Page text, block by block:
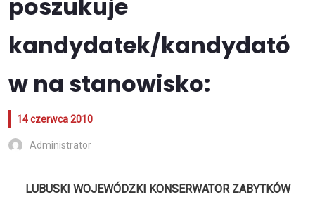
poszukuje
kandydatek/kandydató
w na stanowisko:
14 czerwca 2010
Administrator
LUBUSKI WOJEWÓDZKI KONSERWATOR ZABYTKÓW